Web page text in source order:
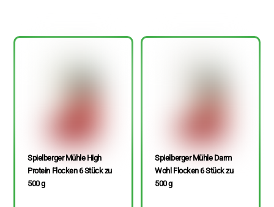
Spielberger Mühle High
Protein Flocken 6 Stück zu
500 g
Spielberger Mühle Darm
Wohl Flocken 6 Stück zu
500 g